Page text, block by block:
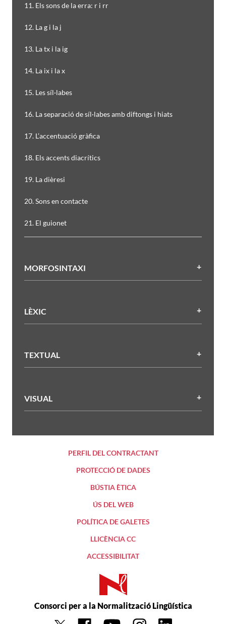
11. Els sons de la erra: r i rr
12. La g i la j
13. La tx i la ig
14. La ix i la x
15. Les síl·labes
16. La separació de síl·labes amb diftongs i hiats
17. L’accentuació gràfica
18. Els accents diacrítics
19. La dièresi
20. Sons en contacte
21. El guionet
MORFOSINTAXI
LÈXIC
TEXTUAL
VISUAL
PERFIL DEL CONTRACTANT
PROTECCIÓ DE DADES
BÚSTIA ÈTICA
ÚS DEL WEB
POLÍTICA DE GALETES
LLICÈNCIA CC
ACCESSIBILITAT
Consorci per a la Normalització Lingüística